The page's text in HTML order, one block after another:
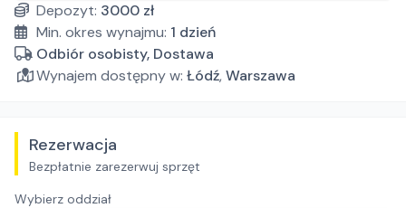
Depozyt: 3000 zł
Min. okres wynajmu: 1 dzień
Odbiór osobisty, Dostawa
Wynajem dostępny w: Łódź,Warszawa
Rezerwacja
Bezpłatnie zarezerwuj sprzęt
Wybierz oddział